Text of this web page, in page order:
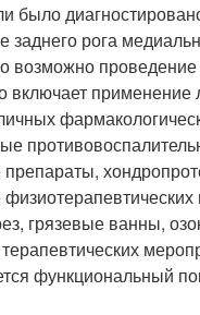
было
заднего рога
возможно
включает применение
грязевые ванны,
функциональный